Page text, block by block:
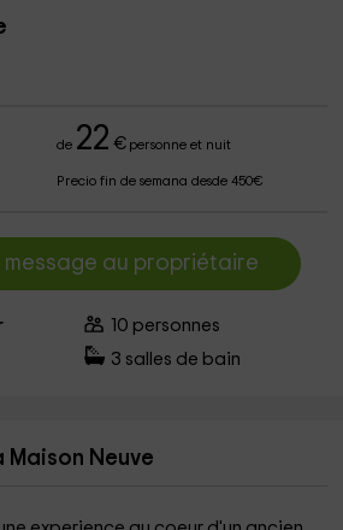
de 22 €personne et nuit
Precio fin de semana desde 450€
message au propriétaire
10 personnes
3 salles de bain
Neuve